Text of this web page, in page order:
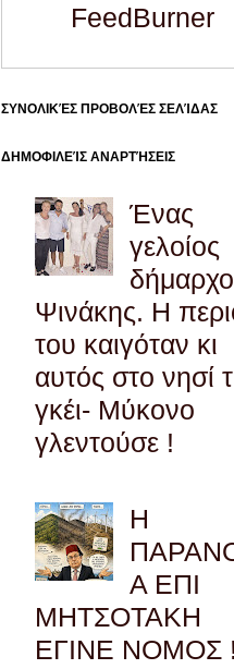
FeedBurner
ΣΥΝΟΛΙΚΈΣ ΠΡΟΒΟΛΈΣ ΣΕΛΊΔΑΣ
ΔΗΜΟΦΙΛΕΊΣ ΑΝΑΡΤΉΣΕΙΣ
Ένας
γελοίος
Ψινάκης. Η
του καιγόταν κι
αυτός στο νησί
γκέι- Μύκονο
γλεντούσε !
Η
Α ΕΠΙ
ΜΗΤΣΟΤΑΚΗ
ΕΓΙΝΕ ΝΟΜΟΣ